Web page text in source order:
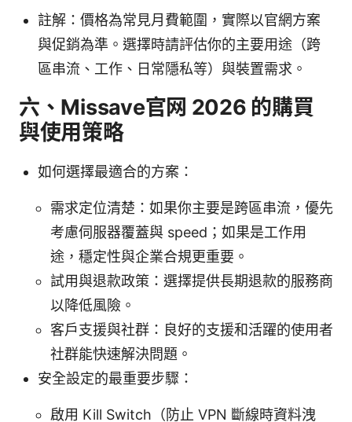
註解：價格為常見月費範圍，實際以官網方案
與促銷為準。選擇時請評估你的主要用途（跨
區串流、工作、日常隱私等）與裝置需求。
六、Missave官网 2026 的購買
與使用策略
如何選擇最適合的方案：
需求定位清楚：如果你主要是跨區串流，優先
考慮伺服器覆蓋與 speed；如果是工作用
途，穩定性與企業合規更重要。
試用與退款政策：選擇提供長期退款的服務商
以降低風險。
客戶支援與社群：良好的支援和活躍的使用者
社群能快速解決問題。
安全設定的最重要步驟：
啟用 Kill Switch（防止 VPN 斷線時資料洩